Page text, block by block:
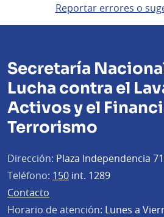
Reportar errores o
Secretaría
Lucha contra el
Activos y el
Terrorismo
Dirección: Plaza Independencia
Teléfono: 150 int. 1289
Contacto
Horario de atención: Lunes a